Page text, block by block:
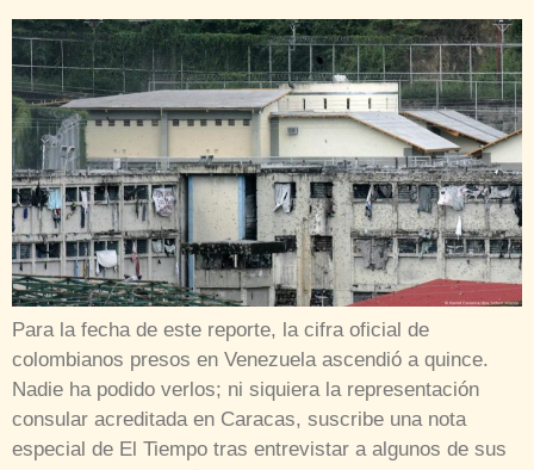
Para la fecha de este reporte, la cifra oficial de
colombianos presos en Venezuela ascendió a quince.
Nadie ha podido verlos; ni siquiera la representación
consular acreditada en Caracas, suscribe una nota
especial de El Tiempo tras entrevistar a algunos de sus